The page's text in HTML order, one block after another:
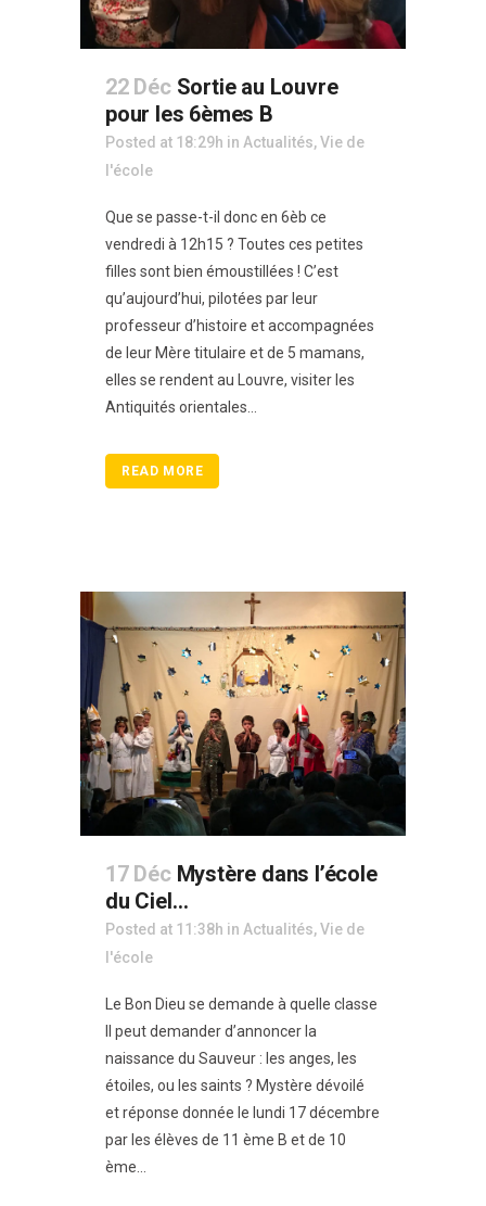
22 Déc Sortie au Louvre
pour les 6èmes B
Posted at 18:29h in Actualités,Vie de
l'école
Que se passe-t-il donc en 6èb ce
vendredi à 12h15 ? Toutes ces petites
filles sont bien émoustillées ! C’est
qu’aujourd’hui, pilotées par leur
professeur d’histoire et accompagnées
de leur Mère titulaire et de 5 mamans,
elles se rendent au Louvre, visiter les
Antiquités orientales...
READ MORE
17 Déc Mystère dans l’école
du Ciel…
Posted at 11:38h in Actualités,Vie de
l'école
Le Bon Dieu se demande à quelle classe
Il peut demander d’annoncer la
naissance du Sauveur : les anges, les
étoiles, ou les saints ? Mystère dévoilé
et réponse donnée le lundi 17 décembre
par les élèves de 11 ème B et de 10
ème...